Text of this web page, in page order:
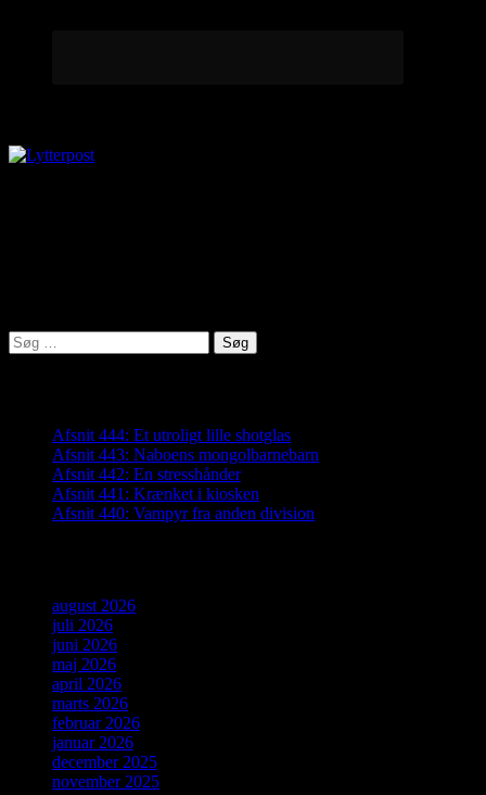
Søg
efter:
Afsnit 444: Et utroligt lille shotglas
Afsnit 443: Naboens mongolbarnebarn
Afsnit 442: En stresshånder
Afsnit 441: Krænket i kiosken
Afsnit 440: Vampyr fra anden division
august 2026
juli 2026
juni 2026
maj 2026
april 2026
marts 2026
februar 2026
januar 2026
december 2025
november 2025